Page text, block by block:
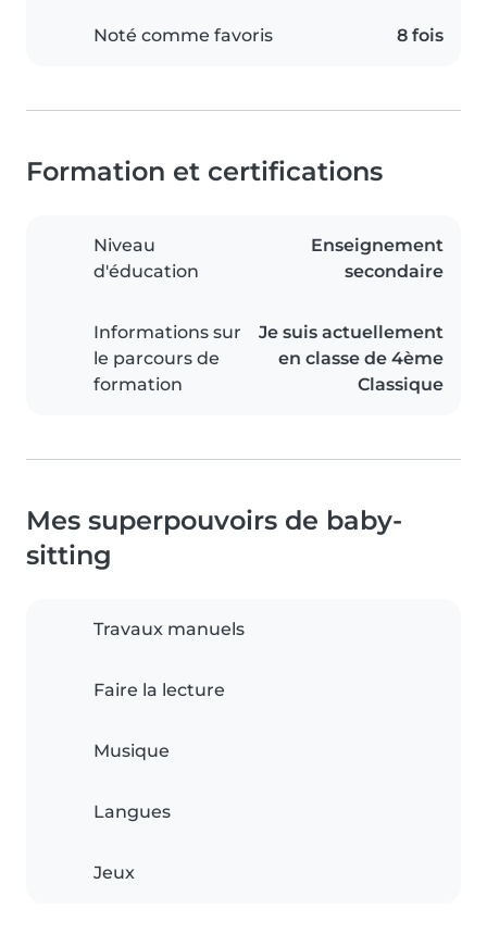
Noté comme favoris 8 fois
Formation et certifications
Niveau
d'éducation
Enseignement
secondaire
Informations sur
le parcours de
formation
Je suis actuellement
en classe de 4ème
Classique
Mes superpouvoirs de baby-
sitting
Travaux manuels
Faire la lecture
Musique
Langues
Jeux